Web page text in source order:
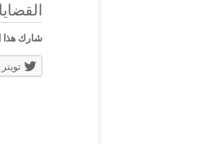
شارك هذا
تويتر